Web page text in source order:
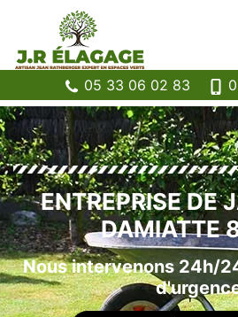
05 33 06 02 83
ENTREPRISE DE
DAMIATTE
Nous intervenons 24h/